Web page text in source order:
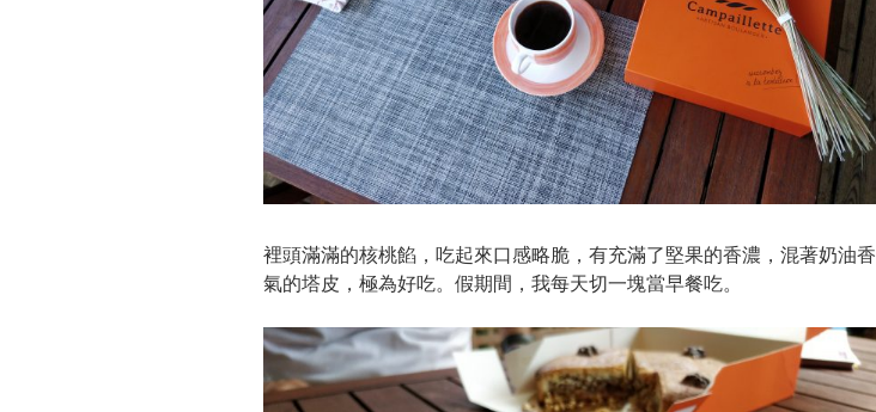
裡頭滿滿的核桃餡，吃起來口感略脆，有充滿了堅果的香濃，混著奶油香
氣的塔皮，極為好吃。假期間，我每天切一塊當早餐吃。